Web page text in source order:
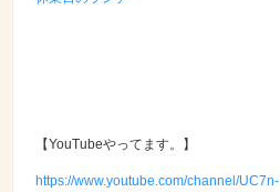
【YouTubeやってます。】
https://www.youtube.com/channel/UC7n-